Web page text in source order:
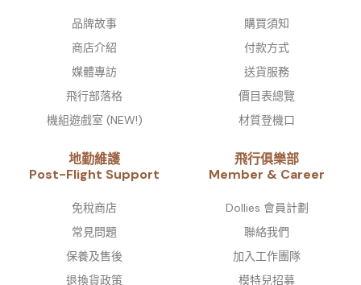
品牌故事​
商店介紹
媒體專訪
飛行部落格
機組遊戲室 (NEW!)
購買須知
付款方式
送貨服務
價目表總覽
材質登機口
地勤維護
Post-Flight Support
免稅商店
常見問題
保養及售後
退換貨政策
飛行俱樂部
Member & Career
Dollies 會員計劃
聯絡我們
加入工作團隊
模特兒招募